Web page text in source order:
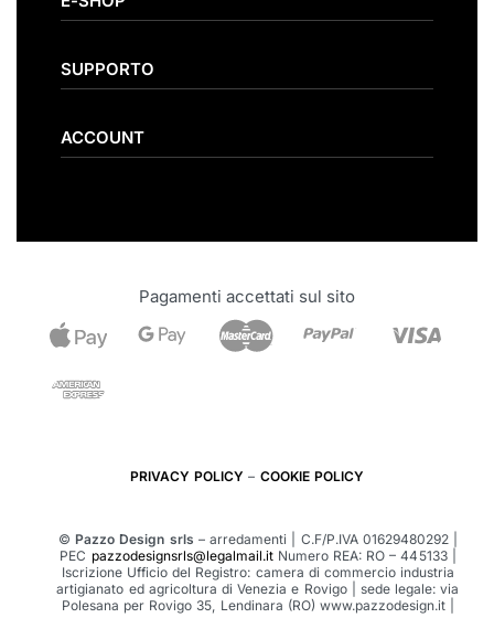
Catalogo
Tavoli
Sedie
Promozioni
SUPPORTO
FAQ
Spedizioni
ACCOUNT
Pagamenti accettati sul sito
PRIVACY POLICY – COOKIE POLICY
© Pazzo Design srls – arredamenti | C.F/P.IVA 01629480292 |
PEC pazzodesignsrls@legalmail.itNumero REA: RO – 445133 |
Iscrizione Ufficio del Registro: camera di commercio industria
artigianato ed agricoltura di Venezia e Rovigo | sede legale: via
Polesana per Rovigo 35, Lendinara (RO) www.pazzodesign.it |